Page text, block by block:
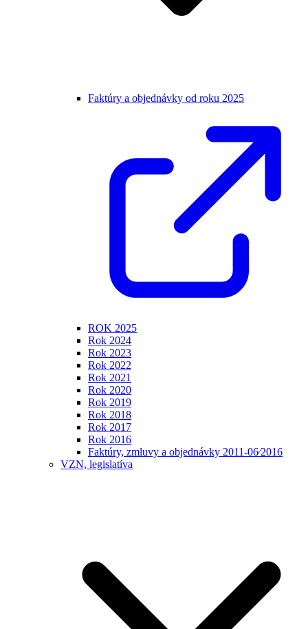
Faktúry a objednávky od roku 2025
ROK 2025
Rok 2024
Rok 2023
Rok 2022
Rok 2021
Rok 2020
Rok 2019
Rok 2018
Rok 2017
Rok 2016
Faktúry, zmluvy a objednávky 2011-06⁄2016
VZN, legislatíva